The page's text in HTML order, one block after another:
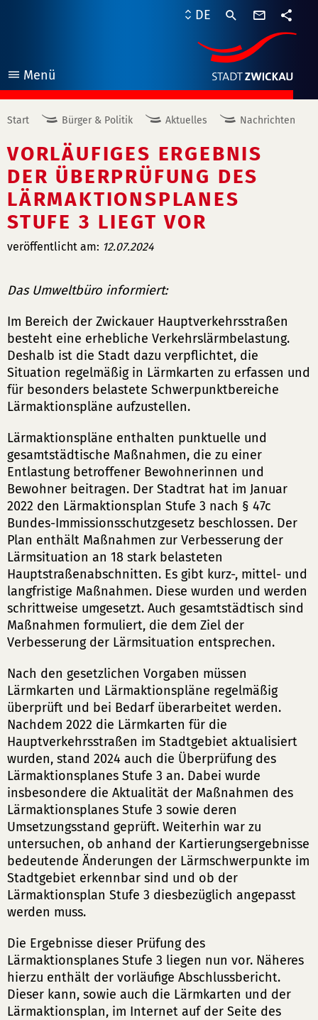
Menü
öffnen
DE
Start Bürger & Politik Aktuelles Nachrichten
VORLÄUFIGES ERGEBNIS
DER ÜBERPRÜFUNG DES
LÄRMAKTIONSPLANES
STUFE 3 LIEGT VOR
veröffentlicht am: 12.07.2024
Das Umweltbüro informiert:
Im Bereich der Zwickauer Hauptverkehrsstraßen
besteht eine erhebliche Verkehrslärmbelastung.
Deshalb ist die Stadt dazu verpflichtet, die
Situation regelmäßig in Lärmkarten zu erfassen und
für besonders belastete Schwerpunktbereiche
Lärmaktionspläne aufzustellen.
Lärmaktionspläne enthalten punktuelle und
gesamtstädtische Maßnahmen, die zu einer
Entlastung betroffener Bewohnerinnen und
Bewohner beitragen. Der Stadtrat hat im Januar
2022 den Lärmaktionsplan Stufe 3 nach § 47c
Bundes-Immissionsschutzgesetz beschlossen. Der
Plan enthält Maßnahmen zur Verbesserung der
Lärmsituation an 18 stark belasteten
Hauptstraßenabschnitten. Es gibt kurz-, mittel- und
langfristige Maßnahmen. Diese wurden und werden
schrittweise umgesetzt. Auch gesamtstädtisch sind
Maßnahmen formuliert, die dem Ziel der
Verbesserung der Lärmsituation entsprechen.
Nach den gesetzlichen Vorgaben müssen
Lärmkarten und Lärmaktionspläne regelmäßig
überprüft und bei Bedarf überarbeitet werden.
Nachdem 2022 die Lärmkarten für die
Hauptverkehrsstraßen im Stadtgebiet aktualisiert
wurden, stand 2024 auch die Überprüfung des
Lärmaktionsplanes Stufe 3 an. Dabei wurde
insbesondere die Aktualität der Maßnahmen des
Lärmaktionsplanes Stufe 3 sowie deren
Umsetzungsstand geprüft. Weiterhin war zu
untersuchen, ob anhand der Kartierungsergebnisse
bedeutende Änderungen der Lärmschwerpunkte im
Stadtgebiet erkennbar sind und ob der
Lärmaktionsplan Stufe 3 diesbezüglich angepasst
werden muss.
Die Ergebnisse dieser Prüfung des
Lärmaktionsplanes Stufe 3 liegen nun vor. Näheres
hierzu enthält der vorläufige Abschlussbericht.
Dieser kann, sowie auch die Lärmkarten und der
Lärmaktionsplan, im Internet auf der Seite des